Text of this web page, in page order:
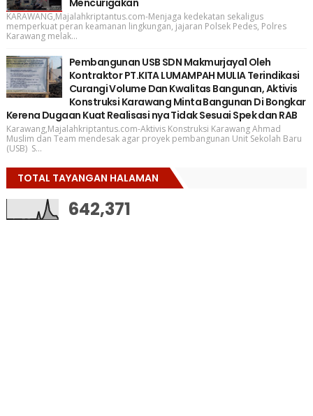
KARAWANG,Majalahkriptantus.com-Menjaga kedekatan sekaligus
memperkuat peran keamanan lingkungan, jajaran Polsek Pedes, Polres
Karawang melak...
Pembangunan USB SDN Makmurjaya1 Oleh
Kontraktor PT.KITA LUMAMPAH MULIA Terindikasi
Curangi Volume Dan Kwalitas Bangunan, Aktivis
Konstruksi Karawang Minta Bangunan Di Bongkar
Kerena Dugaan Kuat Realisasi nya Tidak Sesuai Spek dan RAB
Karawang,Majalahkriptantus.com-Aktivis Konstruksi Karawang Ahmad
Muslim dan Team mendesak agar proyek pembangunan Unit Sekolah Baru
(USB) S...
TOTAL TAYANGAN HALAMAN
642,371